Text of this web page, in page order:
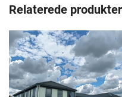
Relaterede produkter